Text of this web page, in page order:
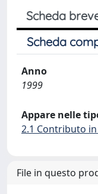
Scheda
Scheda
Anno
1999
Appare nelle
2.1 Contributo
File in questo